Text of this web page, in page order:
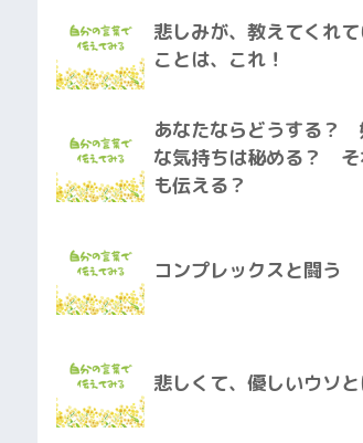
悲しみが、教えてくれ
ことは、これ！
あなたならどうする？
な気持ちは秘める？ そ
も伝える？
コンプレックスと闘う
悲しくて、優しいウソと